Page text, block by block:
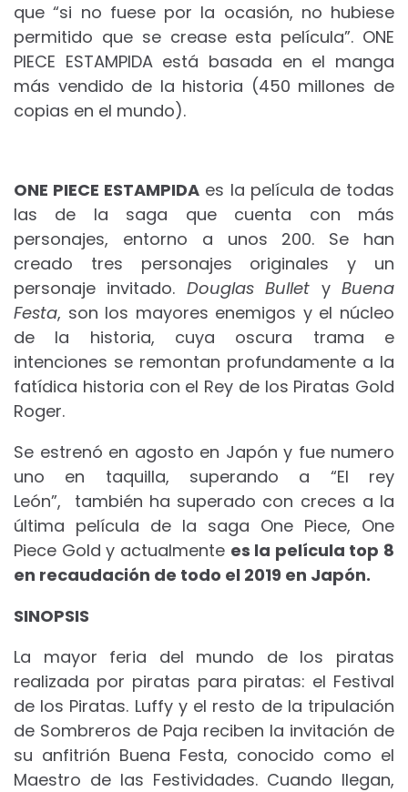
que “si no fuese por la ocasión, no hubiese
permitido que se crease esta película”. ONE
PIECE ESTAMPIDA está basada en el manga
más vendido de la historia (450 millones de
copias en el mundo).
ONE PIECE ESTAMPIDA es la película de todas
las de la saga que cuenta con más
personajes, entorno a unos 200. Se han
creado tres personajes originales y un
personaje invitado. Douglas Bullet yBuena
Festa, son los mayores enemigos y el núcleo
de la historia, cuya oscura trama e
intenciones se remontan profundamente a la
fatídica historia con el Rey de los Piratas Gold
Roger.
Se estrenó en agosto en Japón y fue numero
uno en taquilla, superando a “El rey
León”, también ha superado con creces a la
última película de la saga One Piece, One
Piece Gold y actualmente es la película top 8
en recaudación de todo el 2019 en Japón.
SINOPSIS
La mayor feria del mundo de los piratas
realizada por piratas para piratas: el Festival
de los Piratas. Luffy y el resto de la tripulación
de Sombreros de Paja reciben la invitación de
su anfitrión Buena Festa, conocido como el
Maestro de las Festividades. Cuando llegan,